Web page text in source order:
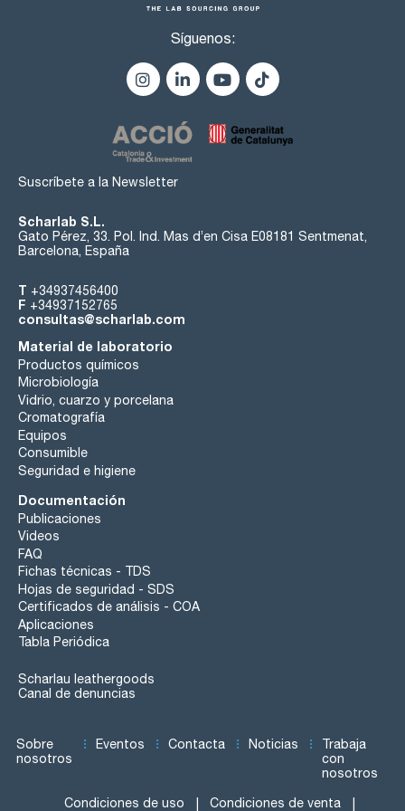
Síguenos:
Suscríbete a la Newsletter
Scharlab S.L.
Gato Pérez, 33. Pol. Ind. Mas d’en Cisa E08181 Sentmenat,
Barcelona, España
T +34937456400
F +34937152765
consultas@scharlab.com
Material de laboratorio
Productos químicos
Microbiología
Vidrio, cuarzo y porcelana
Cromatografía
Equipos
Consumible
Seguridad e higiene
Documentación
Publicaciones
Videos
FAQ
Fichas técnicas - TDS
Hojas de seguridad - SDS
Certificados de análisis - COA
Aplicaciones
Tabla Periódica
Scharlau leathergoods
Canal de denuncias
Sobre
nosotros
Eventos Contacta Noticias
Trabaja
con
nosotros
Condiciones de uso Condiciones de venta